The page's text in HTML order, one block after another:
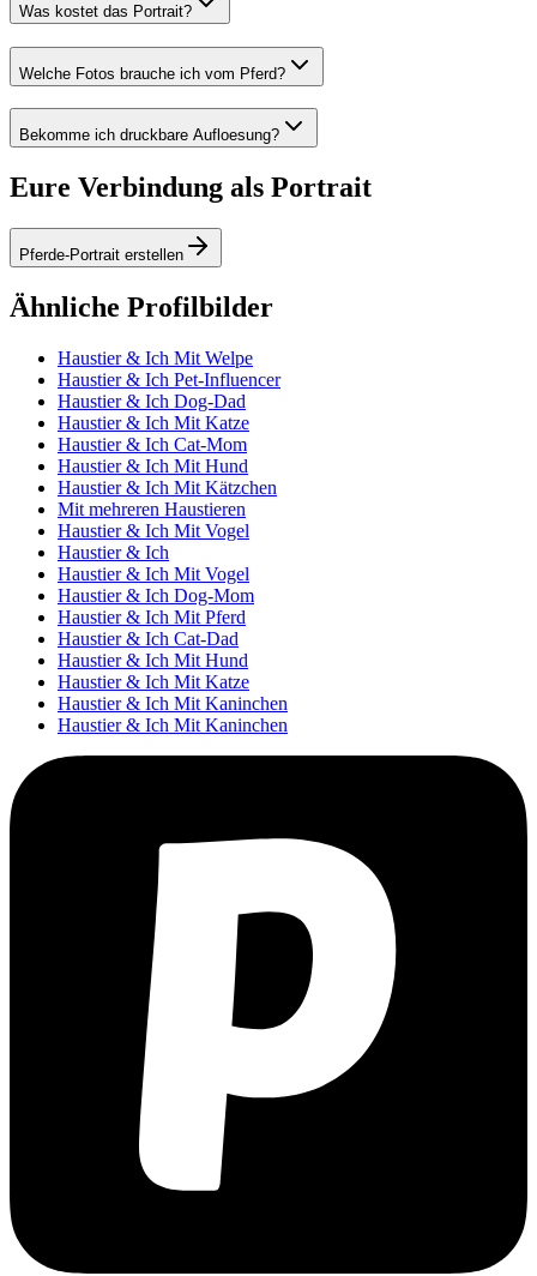
Was kostet das Portrait?
Welche Fotos brauche ich vom Pferd?
Bekomme ich druckbare Aufloesung?
Eure Verbindung als Portrait
Pferde-Portrait erstellen
Ähnliche Profilbilder
Haustier & Ich Mit Welpe
Haustier & Ich Pet-Influencer
Haustier & Ich Dog-Dad
Haustier & Ich Mit Katze
Haustier & Ich Cat-Mom
Haustier & Ich Mit Hund
Haustier & Ich Mit Kätzchen
Mit mehreren Haustieren
Haustier & Ich Mit Vogel
Haustier & Ich
Haustier & Ich Mit Vogel
Haustier & Ich Dog-Mom
Haustier & Ich Mit Pferd
Haustier & Ich Cat-Dad
Haustier & Ich Mit Hund
Haustier & Ich Mit Katze
Haustier & Ich Mit Kaninchen
Haustier & Ich Mit Kaninchen